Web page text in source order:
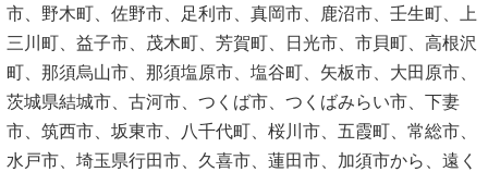
市、野木町、佐野市、足利市、真岡市、鹿沼市、壬生町、上
三川町、益子市、茂木町、芳賀町、日光市、市貝町、高根沢
町、那須烏山市、那須塩原市、塩谷町、矢板市、大田原市、
茨城県結城市、古河市、つくば市、つくばみらい市、下妻
市、筑西市、坂東市、八千代町、桜川市、五霞町、常総市、
水戸市、埼玉県行田市、久喜市、蓮田市、加須市から、遠く